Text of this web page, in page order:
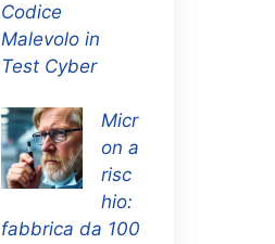
Codice
Malevolo in
Test Cyber
Micr
on a
risc
hio:
fabbrica da 100